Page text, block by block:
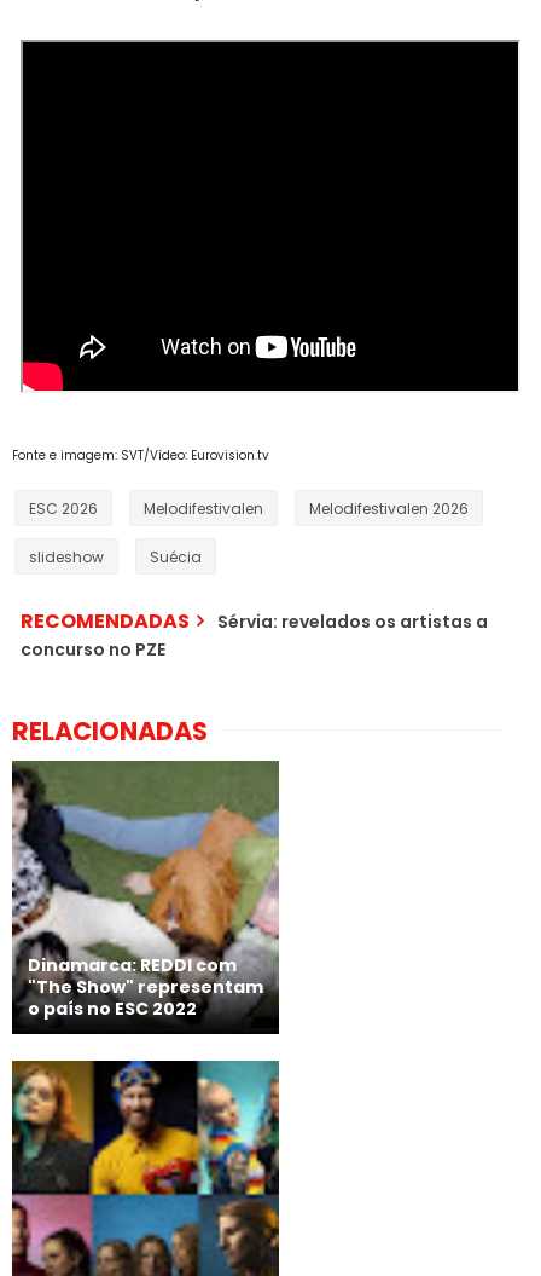
Fonte e imagem: SVT/Vídeo: Eurovision.tv
ESC 2026 Melodifestivalen Melodifestivalen 2026
slideshow Suécia
RECOMENDADAS
Sérvia: revelados os artistas a
concurso no PZE
RELACIONADAS
Dinamarca: REDDI com
"The Show" representam
o país no ESC 2022